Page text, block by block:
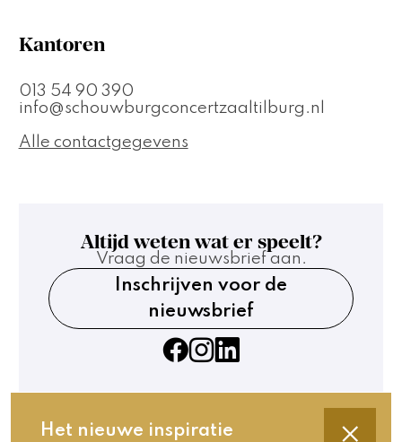
Het nieuwe inspiratie
Kantoren
013 54 90 390
info@schouwburgconcertzaaltilburg.nl
Alle contactgegevens
Altijd weten wat er speelt?
Vraag de nieuwsbrief aan.
Inschrijven voor de
nieuwsbrief